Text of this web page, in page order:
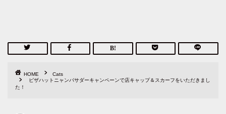
HOME
Cats
ピザハットニャンバサダーキャンペーンで店キャップ＆スカーフをいただきまし
た！